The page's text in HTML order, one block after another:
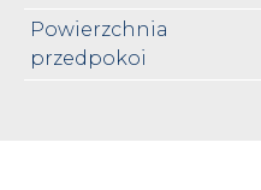
Powierzchnia
przedpokoi